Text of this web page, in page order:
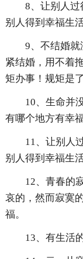
8、让别人
别人得到幸福生
9、不结婚
紧结婚，用不着
矩办事！规矩是
10、生命并
有哪个地方有幸
11、让别人
别人得到幸福生
12、青春的
哀的，然而寂寞
福。
13、有生活